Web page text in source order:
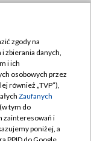
zgody na
zbierania danych,
i ich
osobowych przez
również „TVP”),
Zaufanych
tym do
zainteresowań i
poniżej, a